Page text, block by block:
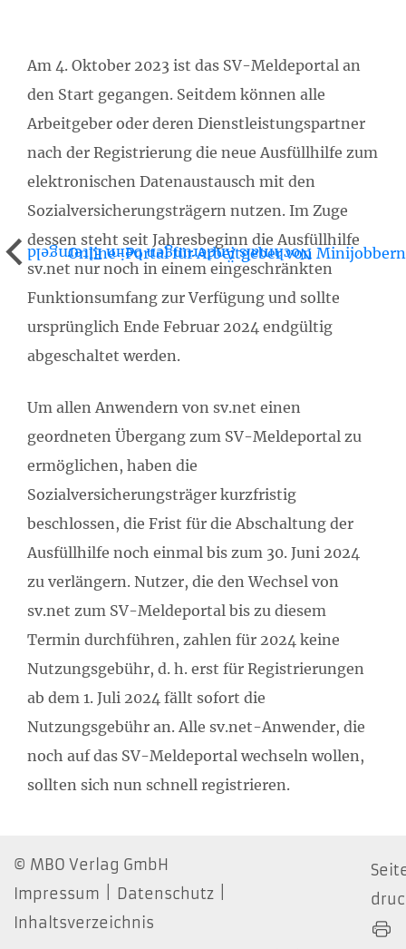
Am 4. Oktober 2023 ist das SV-Meldeportal an
den Start gegangen. Seitdem können alle
Arbeitgeber oder deren Dienstleistungspartner
nach der Registrierung die neue Ausfüllhilfe zum
elektronischen Datenaustausch mit den
Sozialversicherungsträgern nutzen. Im Zuge
dessen steht seit Jahresbeginn die Ausfüllhilfe
sv.net nur noch in einem eingeschränkten
Funktionsumfang zur Verfügung und sollte
ursprünglich Ende Februar 2024 endgültig
abgeschaltet werden.
Um allen Anwendern von sv.net einen
geordneten Übergang zum SV-Meldeportal zu
ermöglichen, haben die
Sozialversicherungsträger kurzfristig
beschlossen, die Frist für die Abschaltung der
Ausfüllhilfe noch einmal bis zum 30. Juni 2024
zu verlängern. Nutzer, die den Wechsel von
sv.net zum SV-Meldeportal bis zu diesem
Termin durchführen, zahlen für 2024 keine
Nutzungsgebühr, d. h. erst für Registrierungen
ab dem 1. Juli 2024 fällt sofort die
Nutzungsgebühr an. Alle sv.net-Anwender, die
noch auf das SV-Meldeportal wechseln wollen,
sollten sich nun schnell registrieren.
Nochmals Änderungen beim Elterngeld
Online-Portal für Arbeitgeber von Minijobbern
MBO Verlag GmbH
Impressum
Datenschutz
Inhaltsverzeichnis